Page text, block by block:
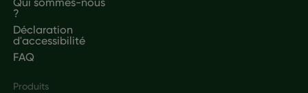
Qui sommes-nous
?
Déclaration
d'accessibilité
FAQ
Produits